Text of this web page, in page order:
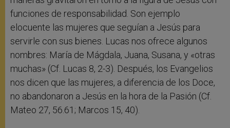
funciones de responsabilidad. Son ejemplo
elocuente las mujeres que seguían a Jesús para
servirle con sus bienes. Lucas nos ofrece algunos
nombres: María de Mágdala, Juana, Susana, y «otras
muchas» (Cf. Lucas 8, 2-3). Después, los Evangelios
nos dicen que las mujeres, a diferencia de los Doce,
no abandonaron a Jesús en la hora de la Pasión (Cf.
Mateo 27, 56.61; Marcos 15, 40).